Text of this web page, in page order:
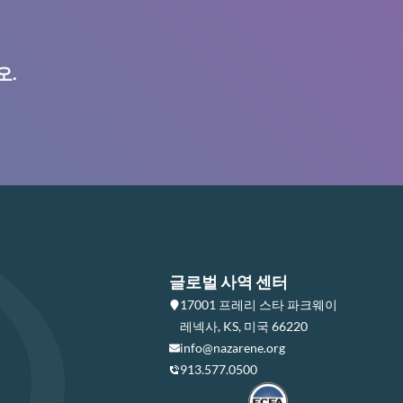
.
글로벌 사역 센터
17001 프레리 스타 파크웨이
레넥사, KS, 미국 66220
info@nazarene.org
913.577.0500